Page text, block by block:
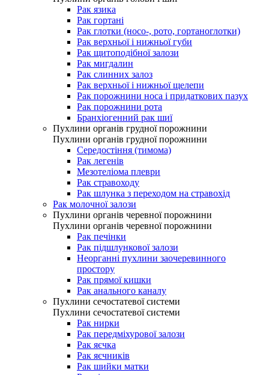
Рак язика
Рак гортані
Рак глотки (носо-, рото, гортаноглотки)
Рак верхньої і нижньої губи
Рак щитоподібної залози
Рак мигдалин
Рак слинних залоз
Рак верхньої і нижньої щелепи
Рак порожнини носа і придаткових пазух
Рак порожнини рота
Бранхіогенний рак шиї
Пухлини органів грудної порожнини
Пухлини органів грудної порожнини
Середостіння (тимома)
Рак легенів
Мезотеліома плеври
Рак стравоходу
Рак шлунка з переходом на стравохід
Рак молочної залози
Пухлини органів черевної порожнини
Пухлини органів черевної порожнини
Рак печінки
Рак підшлункової залози
Неорганні пухлини заочеревинного
простору
Рак прямої кишки
Рак анального каналу
Пухлини сечостатевої системи
Пухлини сечостатевої системи
Рак нирки
Рак передміхурової залози
Рак яєчка
Рак яєчників
Рак шийки матки